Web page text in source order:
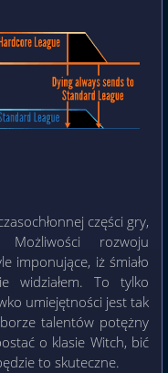
części gry,
rozwoju
imponujące, iż śmiało
widziałem. To tylko
umiejętności jest tak
talentów potężny
o klasie Witch, bić
to skuteczne.